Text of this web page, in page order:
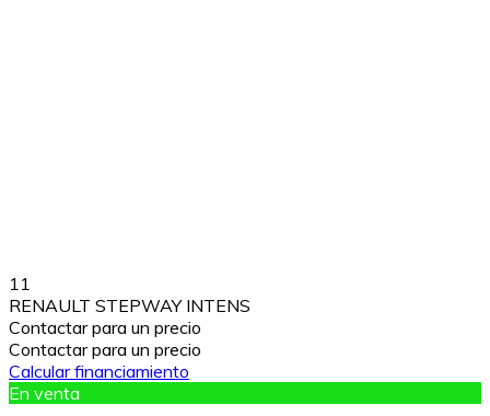
11
RENAULT STEPWAY INTENS
Contactar para un precio
Contactar para un precio
Calcular financiamiento
En venta